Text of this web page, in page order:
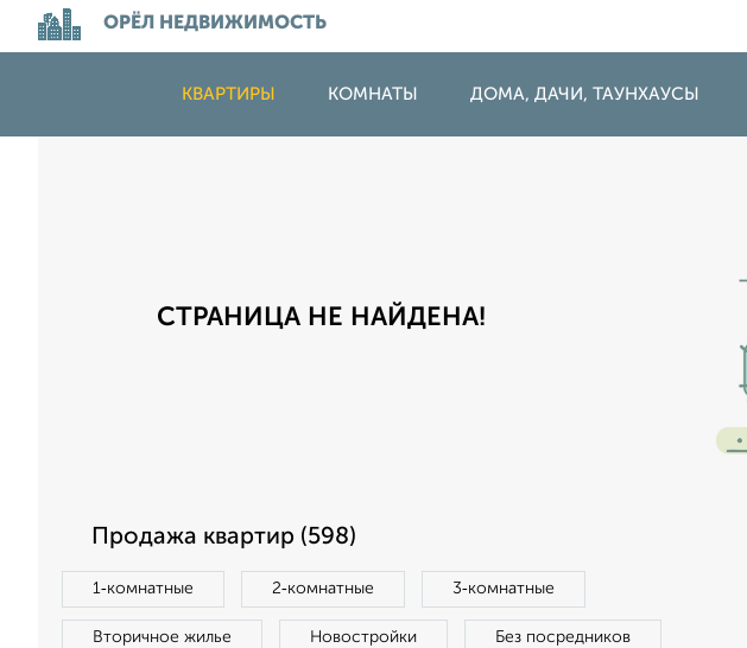
ОРЁЛ НЕДВИЖИМОСТЬ
КВАРТИРЫ КОМНАТЫ ДОМА, ДАЧИ, ТАУНХАУСЫ
СТРАНИЦА НЕ НАЙДЕНА!
Продажа квартир (598)
1‑комнатные 2‑комнатные 3‑комнатные
Вторичное жилье Новостройки Без посредников